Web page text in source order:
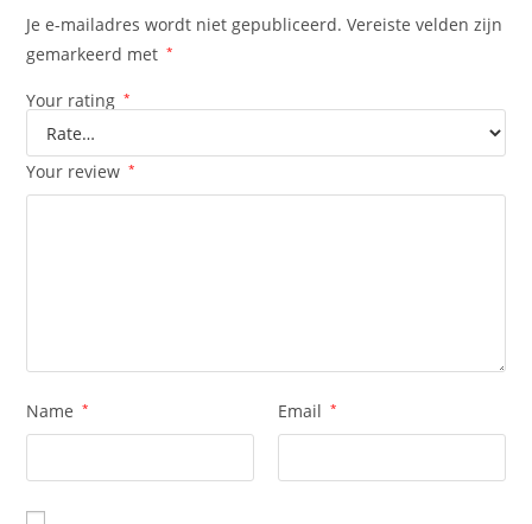
Je e-mailadres wordt niet gepubliceerd. Vereiste velden zijn
gemarkeerd met *
Your rating *
Your review *
Name * Email *